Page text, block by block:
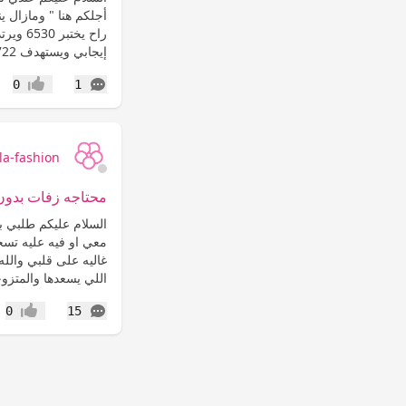
إيجابي ويستهدف 6722 هذا...
1
التعليقات إعجاب0
fashion
محتاجه زفات
السلام عليكم طلبي
معي او فيه عليه
غاليه على قلبي
اللي يسعدها
15
التعليقات إعجاب0